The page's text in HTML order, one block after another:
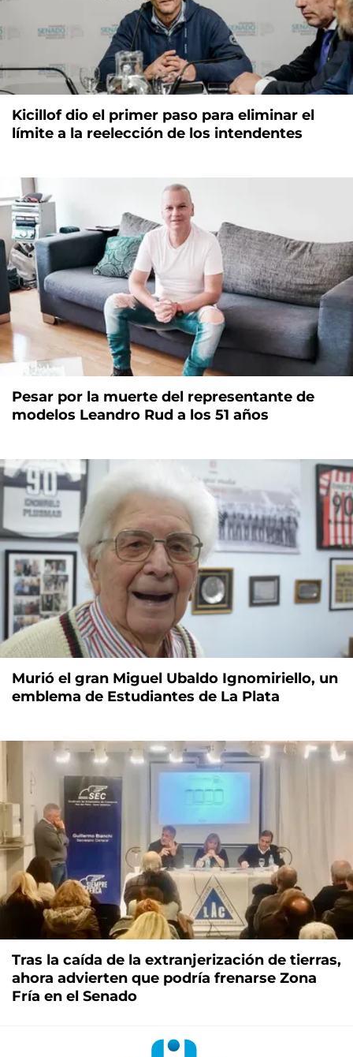
Kicillof dio el primer paso para eliminar el
límite a la reelección de los intendentes
Pesar por la muerte del representante de
modelos Leandro Rud a los 51 años
Murió el gran Miguel Ubaldo Ignomiriello, un
emblema de Estudiantes de La Plata
Tras la caída de la extranjerización de tierras,
ahora advierten que podría frenarse Zona
Fría en el Senado